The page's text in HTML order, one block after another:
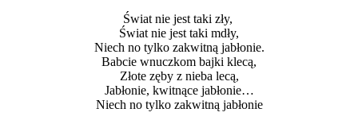
Świat nie jest taki zły,
Świat nie jest taki mdły,
Niech no tylko zakwitną jabłonie.
Babcie wnuczkom bajki klecą,
Złote zęby z nieba lecą,
Jabłonie, kwitnące jabłonie…
Niech no tylko zakwitną jabłonie